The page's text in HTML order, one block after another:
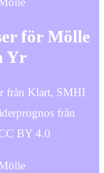
för Mölle
Yr
från Klart, SMHI
från
BY 4.0